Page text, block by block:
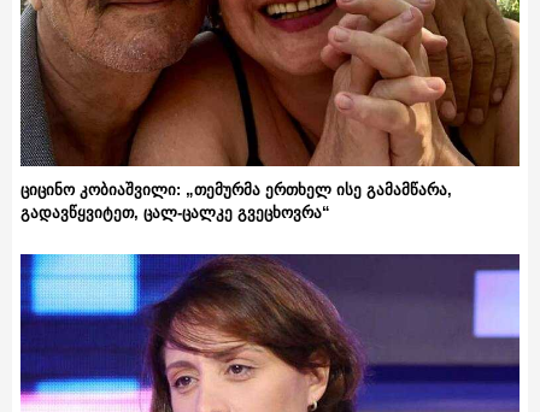
ციცინო კობიაშვილი: „თემურმა ერთხელ ისე გამამწარა,
გადავწყვიტეთ, ცალ-ცალკე გვეცხოვრა“